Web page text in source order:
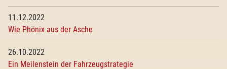
11.12.2022
Wie Phönix aus der Asche
26.10.2022
Ein Meilenstein der Fahrzeugstrategie